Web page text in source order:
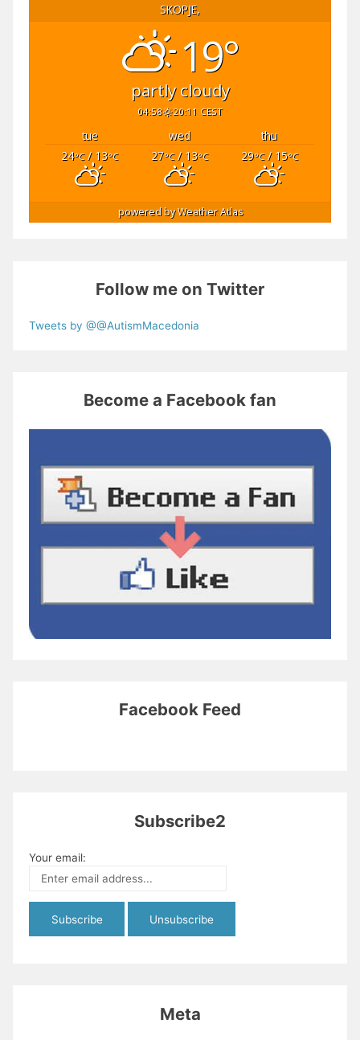
SKOPJE,
19°
partly cloudy
04:58 20:11 CEST
tue wed
thu
24°C/ 13°C 27°C/ 13°C 29°C/ 15°C
powered byWeather Atlas
Follow me on Twitter
Tweets by @@AutismMacedonia
Become a Facebook fan
Facebook Feed
Subscribe2
Your email:
Meta